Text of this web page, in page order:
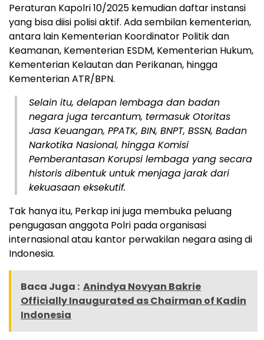
Peraturan Kapolri 10/2025 kemudian daftar instansi
yang bisa diisi polisi aktif. Ada sembilan kementerian,
antara lain Kementerian Koordinator Politik dan
Keamanan, Kementerian ESDM, Kementerian Hukum,
Kementerian Kelautan dan Perikanan, hingga
Kementerian ATR/BPN.
Selain itu, delapan lembaga dan badan
negara juga tercantum, termasuk Otoritas
Jasa Keuangan, PPATK, BIN, BNPT, BSSN, Badan
Narkotika Nasional, hingga Komisi
Pemberantasan Korupsi lembaga yang secara
historis dibentuk untuk menjaga jarak dari
kekuasaan eksekutif.
Tak hanya itu, Perkap ini juga membuka peluang
pengugasan anggota Polri pada organisasi
internasional atau kantor perwakilan negara asing di
Indonesia.
Baca Juga : Anindya Novyan Bakrie
Officially Inaugurated as Chairman of Kadin
Indonesia